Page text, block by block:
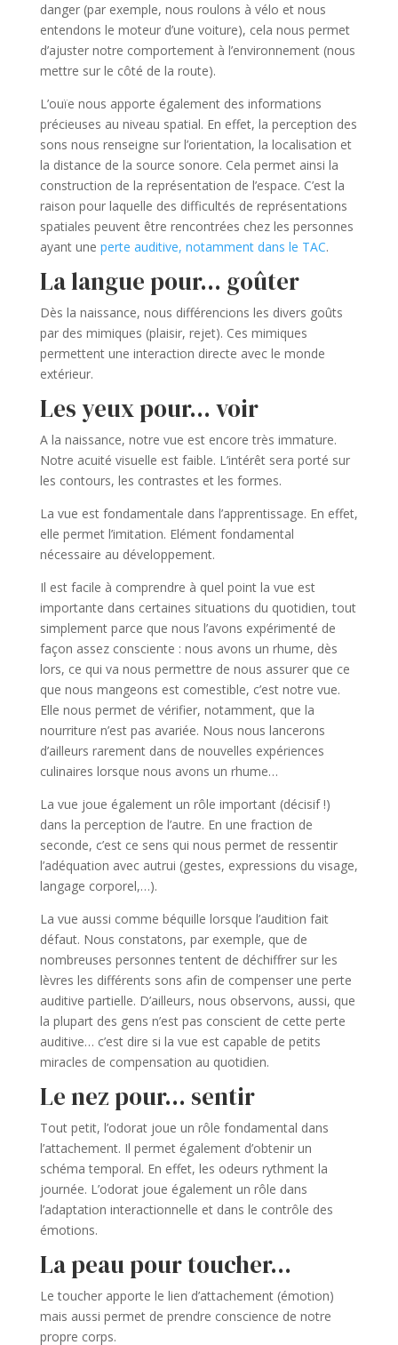
danger (par exemple, nous roulons à vélo et nous
entendons le moteur d’une voiture), cela nous permet
d’ajuster notre comportement à l’environnement (nous
mettre sur le côté de la route).
L’ouïe nous apporte également des informations
précieuses au niveau spatial. En effet, la perception des
sons nous renseigne sur l’orientation, la localisation et
la distance de la source sonore. Cela permet ainsi la
construction de la représentation de l’espace. C’est la
raison pour laquelle des difficultés de représentations
spatiales peuvent être rencontrées chez les personnes
ayant une perte auditive, notamment dans le TAC.
La langue pour… goûter
Dès la naissance, nous différencions les divers goûts
par des mimiques (plaisir, rejet). Ces mimiques
permettent une interaction directe avec le monde
extérieur.
Les yeux pour… voir
A la naissance, notre vue est encore très immature.
Notre acuité visuelle est faible. L’intérêt sera porté sur
les contours, les contrastes et les formes.
La vue est fondamentale dans l’apprentissage. En effet,
elle permet l’imitation. Elément fondamental
nécessaire au développement.
Il est facile à comprendre à quel point la vue est
importante dans certaines situations du quotidien, tout
simplement parce que nous l’avons expérimenté de
façon assez consciente : nous avons un rhume, dès
lors, ce qui va nous permettre de nous assurer que ce
que nous mangeons est comestible, c’est notre vue.
Elle nous permet de vérifier, notamment, que la
nourriture n’est pas avariée. Nous nous lancerons
d’ailleurs rarement dans de nouvelles expériences
culinaires lorsque nous avons un rhume…
La vue joue également un rôle important (décisif !)
dans la perception de l’autre. En une fraction de
seconde, c’est ce sens qui nous permet de ressentir
l’adéquation avec autrui (gestes, expressions du visage,
langage corporel,…).
La vue aussi comme béquille lorsque l’audition fait
défaut. Nous constatons, par exemple, que de
nombreuses personnes tentent de déchiffrer sur les
lèvres les différents sons afin de compenser une perte
auditive partielle. D’ailleurs, nous observons, aussi, que
la plupart des gens n’est pas conscient de cette perte
auditive… c’est dire si la vue est capable de petits
miracles de compensation au quotidien.
Le nez pour… sentir
Tout petit, l’odorat joue un rôle fondamental dans
l’attachement. Il permet également d’obtenir un
schéma temporal. En effet, les odeurs rythment la
journée. L’odorat joue également un rôle dans
l’adaptation interactionnelle et dans le contrôle des
émotions.
La peau pour toucher…
Le toucher apporte le lien d’attachement (émotion)
mais aussi permet de prendre conscience de notre
propre corps.